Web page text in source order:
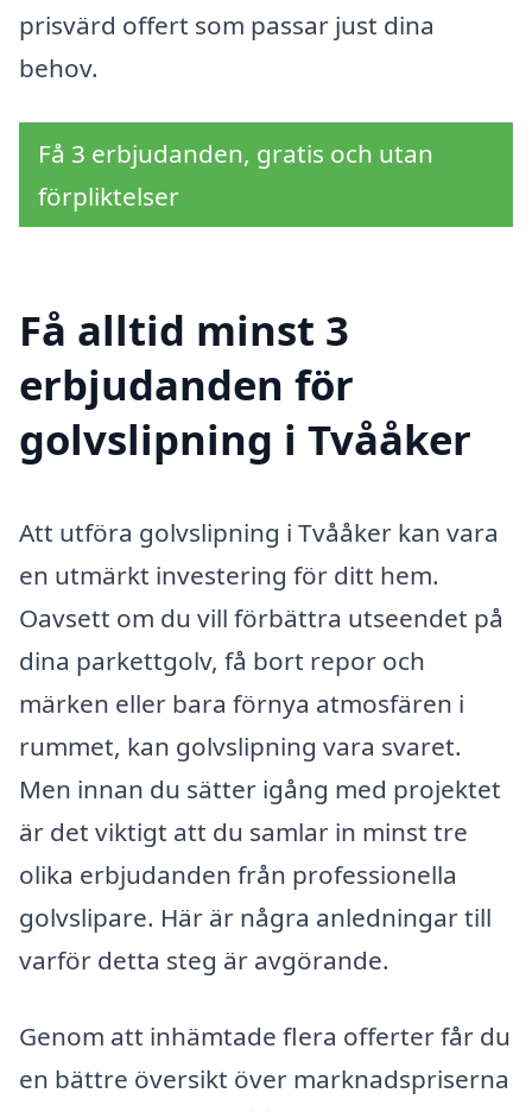
prisvärd offert som passar just dina
behov.
Få 3 erbjudanden, gratis och utan
förpliktelser
Få alltid minst 3
erbjudanden för
golvslipning i Tvååker
Att utföra golvslipning i Tvååker kan vara
en utmärkt investering för ditt hem.
Oavsett om du vill förbättra utseendet på
dina parkettgolv, få bort repor och
märken eller bara förnya atmosfären i
rummet, kan golvslipning vara svaret.
Men innan du sätter igång med projektet
är det viktigt att du samlar in minst tre
olika erbjudanden från professionella
golvslipare. Här är några anledningar till
varför detta steg är avgörande.
Genom att inhämtade flera offerter får du
en bättre översikt över marknadspriserna